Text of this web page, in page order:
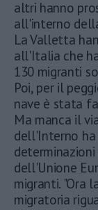
altri hanno
all'interno
La Valletta
all'Italia che
130 migranti
Poi, per il
nave è stata
Ma manca il
dell'Interno
dell'Unione
migranti. "Ora
migratoria